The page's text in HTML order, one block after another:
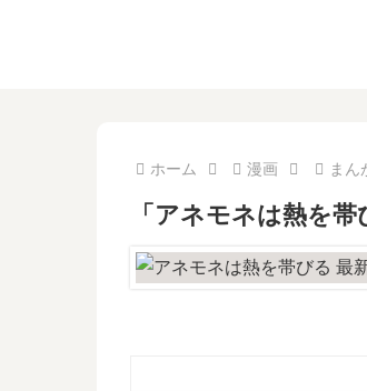
ホーム 漫画 まん
「アネモネは熱を